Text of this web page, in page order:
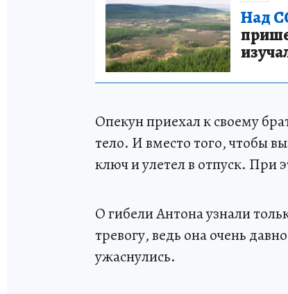
Над
Опекун приехал к своему
тело. И вместо того, чтобы
ключ и улетел в отпуск. При
О гибели Антона узнали
тревогу, ведь она очень
ужаснулись.